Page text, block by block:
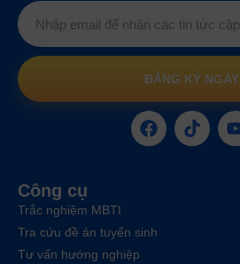
ĐĂNG KÝ NGAY
Công cụ
Trắc nghiệm MBTI
Tra cứu đề án tuyển sinh
Tư vấn hướng nghiệp